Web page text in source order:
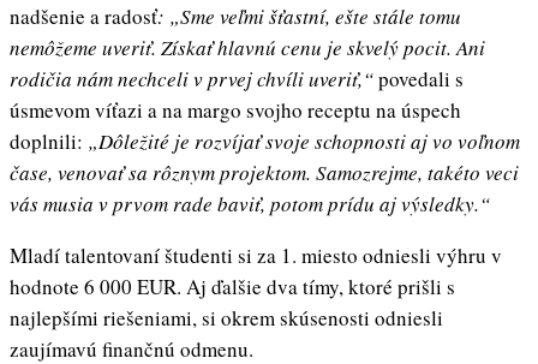
nadšenie a radosť: „Sme veľmi šťastní, ešte stále tomu
nemôžeme uveriť. Získaťhlavnú cenu je skvelý pocit. Ani
rodičia nám nechceli v prvej chvíliuveriť,“povedali s
úsmevom víťazi a na margo svojho receptu na úspech
doplnili: „Dôležité je rozvíjaťsvoje schopnosti aj vo voľnom
čase, venovaťsa rôznym projektom. Samozrejme, takéto veci
vás musia v prvom rade baviť, potom prídu aj výsledky.“
Mladí talentovaní študenti si za 1. miesto odniesli výhru v
hodnote 6 000 EUR. Aj ďalšie dva tímy, ktoré prišli s
najlepšími riešeniami, si okrem skúsenosti odniesli
zaujímavú finančnú odmenu.